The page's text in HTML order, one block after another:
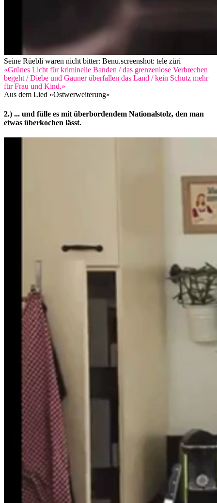
Seine Rüebli waren nicht bitter: Benu.screenshot: tele züri
«Grünes Licht für kriminelle Banden / das grenzenlose Verbrechen
begeht / Diebe und Gauner überfallen das Land / kein Schutz mehr
für Frau und Kind.»
Aus dem Lied «Ostwerweiterung»
2.) ... und fülle es mit überbordendem Nationalstolz, den man
etwas überkochen lässt.